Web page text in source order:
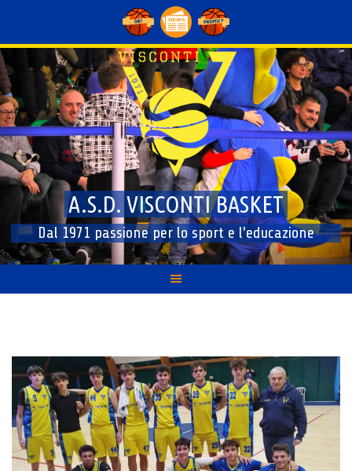
content
A.S.D. VISCONTI BASKET
Dal 1971 passione per lo sport e l'educazione